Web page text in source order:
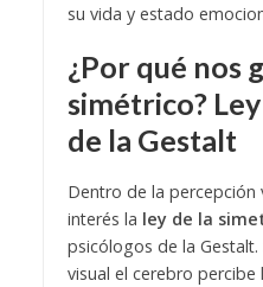
su vida y estado
¿Por qué nos
simétrico?
de la Gestalt
Dentro de la percepción
interés la ley de la
psicólogos de la
visual el cerebro